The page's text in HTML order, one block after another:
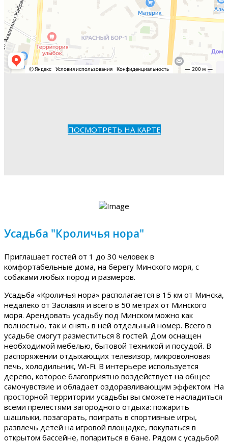
ПОСМОТРЕТЬ НА КАРТЕ
Усадьба "Кроличья нора"
Приглашает гостей от 1 до 30 человек в
комфортабельные дома, на берегу Минского моря, с
собаками любых пород и размеров.
Усадьба «Кроличья нора» располагается в 15 км от Минска,
недалеко от Заславля и всего в 50 метрах от Минского
моря. Арендовать усадьбу под Минском можно как
полностью, так и снять в ней отдельный номер. Всего в
усадьбе смогут разместиться 8 гостей. Дом оснащен
необходимой мебелью, бытовой техникой и посудой. В
распоряжении отдыхающих телевизор, микроволновая
печь, холодильник, Wi-Fi. В интерьере используется
дерево, которое благоприятно воздействует на общее
самочувствие и обладает оздоравливающим эффектом. На
просторной территории усадьбы вы сможете насладиться
всеми прелестями загородного отдыха: пожарить
шашлыки, позагорать, поиграть в спортивные игры,
развлечь детей на игровой площадке, покупаться в
открытом бассейне, попариться в бане. Рядом с усадьбой